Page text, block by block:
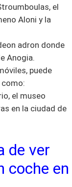
el
Aloni y la
adron donde
Anogia.
puede
el museo
en la ciudad de
de ver
coche en